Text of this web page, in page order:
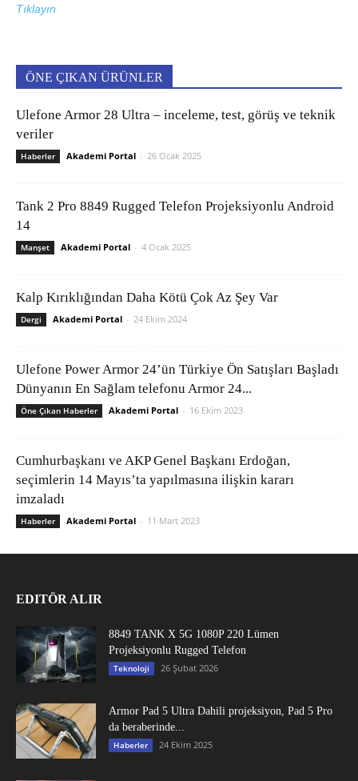
Tıklayın
ÖNE ÇIKAN ÜRÜNLER
Ulefone Armor 28 Ultra – inceleme, test, görüş ve teknik
veriler
Haberler Akademi Portal - 26 Ocak 2025
Tank 2 Pro 8849 Rugged Telefon Projeksiyonlu Android
14
Manşet Akademi Portal - 4 Ocak 2025
Kalp Kırıklığından Daha Kötü Çok Az Şey Var
Dergi Akademi Portal - 24 Ekim 2024
Ulefone Power Armor 24’ün Türkiye Ön Satışları Başladı
Dünyanın En Sağlam telefonu Armor 24...
Öne Çıkan Haberler Akademi Portal - 16 Ekim 2023
Cumhurbaşkanı ve AKP Genel Başkanı Erdoğan,
seçimlerin 14 Mayıs’ta yapılmasına ilişkin kararı
imzaladı
Haberler Akademi Portal - 11 Mart 2023
EDITÖR ALIR
8849 TANK X 5G 1080P 220 Lümen
Projeksiyonlu Rugged Telefon
Teknoloji 26 Şubat 2026
Armor Pad 5 Ultra Dahili projeksiyon, Pad 5 Pro
da beraberinde...
Haberler 24 Ekim 2025